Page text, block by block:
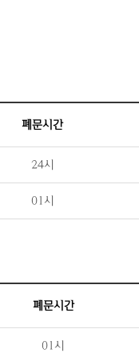
폐문시간
24시
01시
폐문시간
01시